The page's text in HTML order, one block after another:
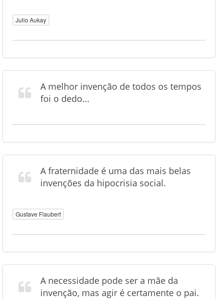
Julio Aukay
A melhor invenção de todos os tempos
foi o dedo...
A fraternidade é uma das mais belas
invenções da hipocrisia social.
Gustave Flaubert
A necessidade pode ser a mãe da
invenção, mas agir é certamente o pai.